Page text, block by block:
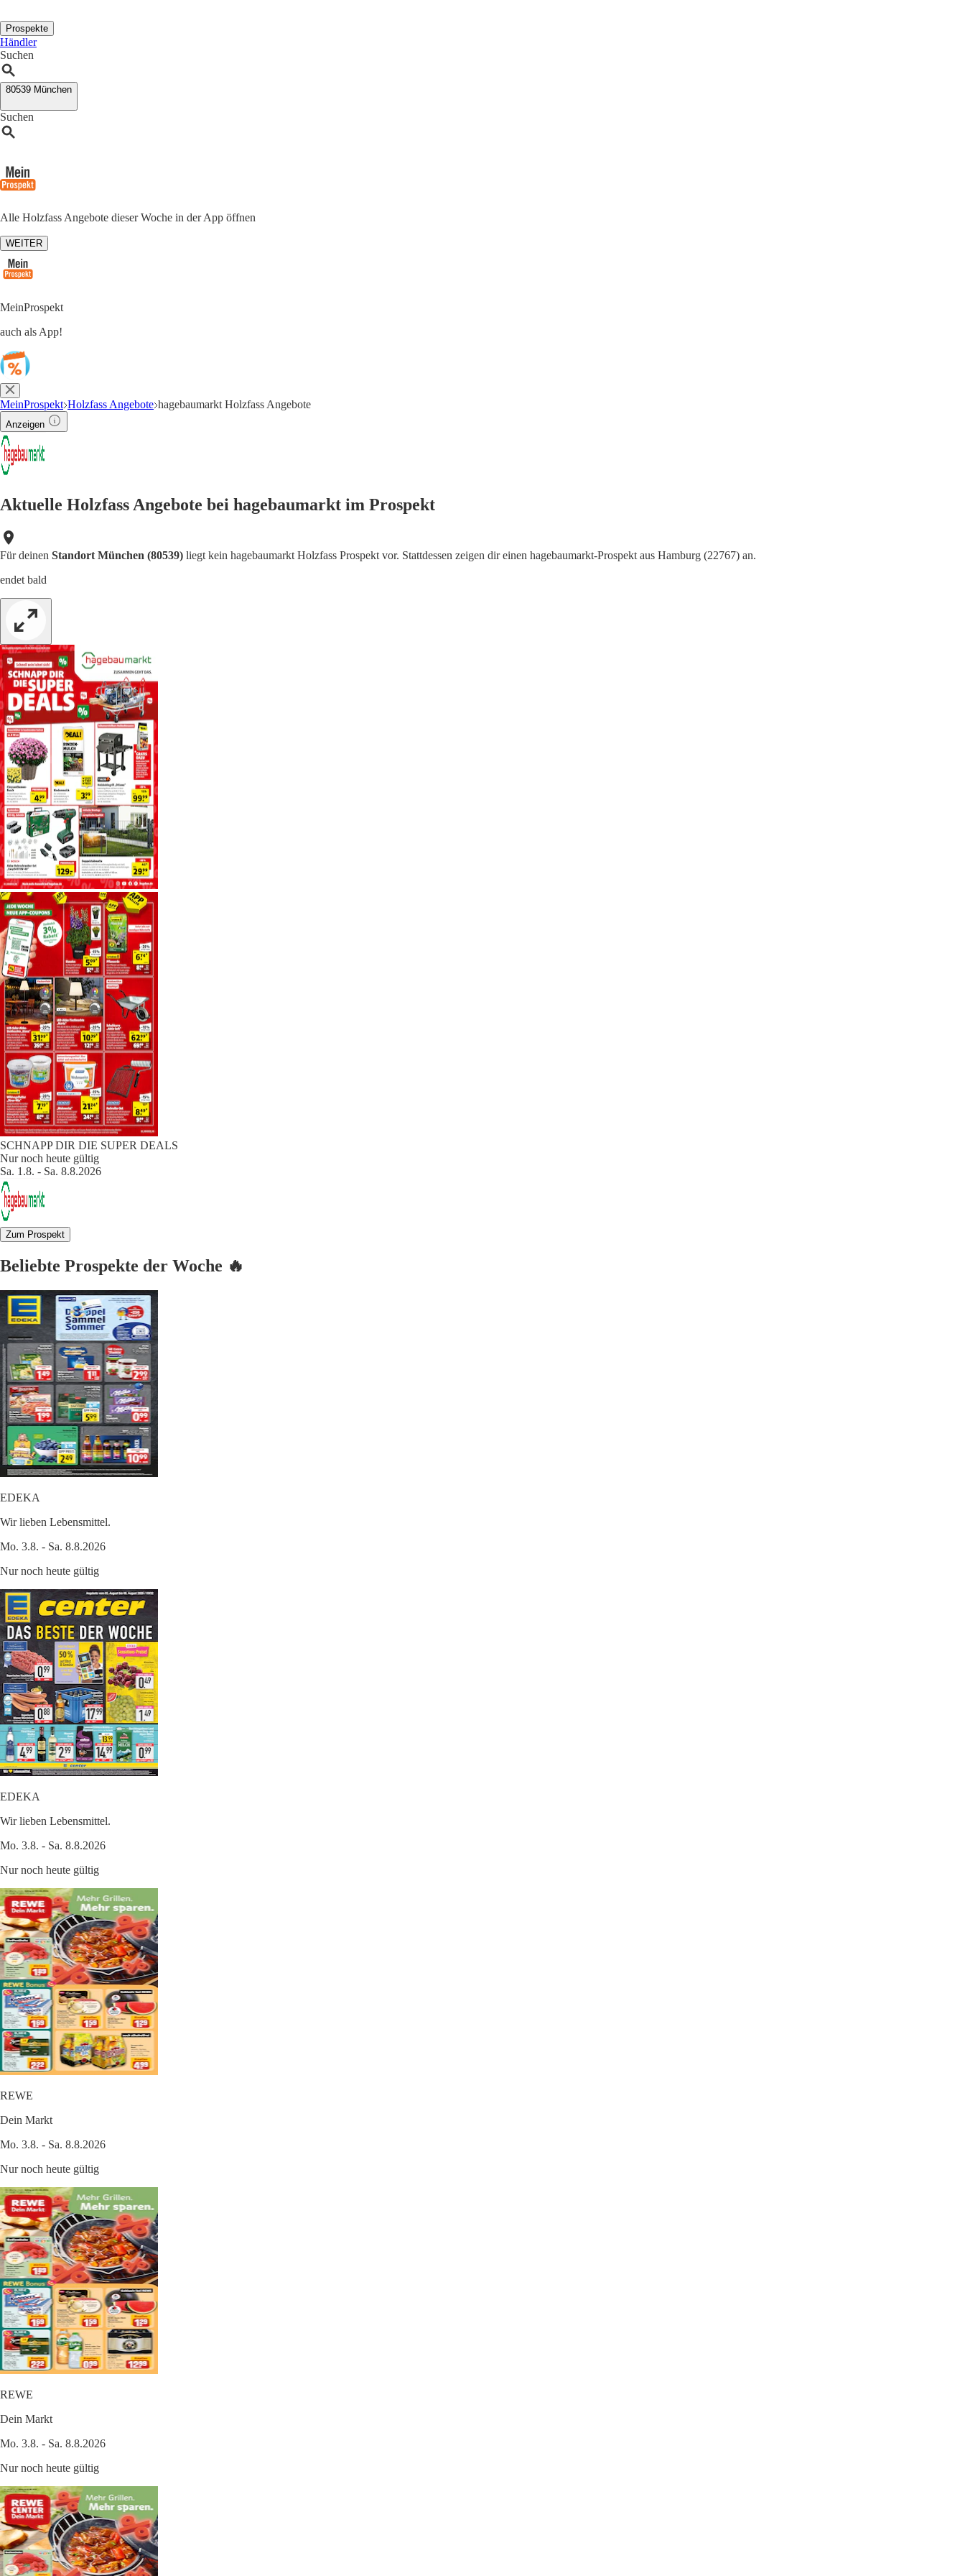
Prospekte
Händler
Suchen
80539 München
Suchen
Alle Holzfass Angebote dieser Woche in der App öffnen
WEITER
MeinProspekt
auch als App!
MeinProspekt Holzfass Angebote hagebaumarkt Holzfass Angebote
Anzeigen
Aktuelle Holzfass Angebote bei hagebaumarkt im Prospekt
Für deinen Standort München (80539) liegt kein hagebaumarkt Holzfass Prospekt vor. Stattdessen zeigen dir einen hagebaumarkt-Prospekt aus Hamburg (22767) an.
endet bald
SCHNAPP DIR DIE SUPER DEALS
Nur noch heute gültig
Sa. 1.8. - Sa. 8.8.2026
Zum Prospekt
Beliebte Prospekte der Woche 🔥
EDEKA
Wir lieben Lebensmittel.
Mo. 3.8. - Sa. 8.8.2026
Nur noch heute gültig
EDEKA
Wir lieben Lebensmittel.
Mo. 3.8. - Sa. 8.8.2026
Nur noch heute gültig
REWE
Dein Markt
Mo. 3.8. - Sa. 8.8.2026
Nur noch heute gültig
REWE
Dein Markt
Mo. 3.8. - Sa. 8.8.2026
Nur noch heute gültig